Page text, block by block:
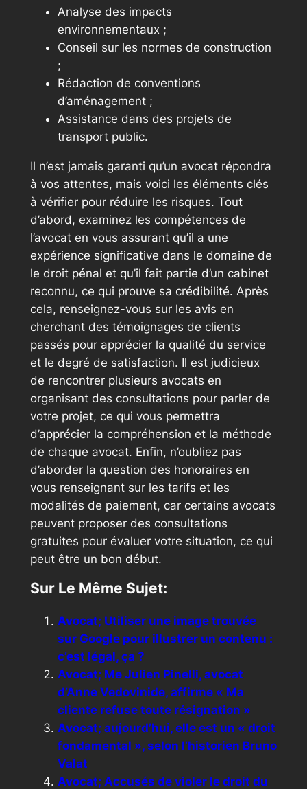
Analyse des impacts
environnementaux ;
Conseil sur les normes de construction
;
Rédaction de conventions
d’aménagement ;
Assistance dans des projets de
transport public.
Il n’est jamais garanti qu’un avocat répondra
à vos attentes, mais voici les éléments clés
à vérifier pour réduire les risques. Tout
d’abord, examinez les compétences de
l’avocat en vous assurant qu’il a une
expérience significative dans le domaine de
le droit pénal et qu’il fait partie d’un cabinet
reconnu, ce qui prouve sa crédibilité. Après
cela, renseignez-vous sur les avis en
cherchant des témoignages de clients
passés pour apprécier la qualité du service
et le degré de satisfaction. Il est judicieux
de rencontrer plusieurs avocats en
organisant des consultations pour parler de
votre projet, ce qui vous permettra
d’apprécier la compréhension et la méthode
de chaque avocat. Enfin, n’oubliez pas
d’aborder la question des honoraires en
vous renseignant sur les tarifs et les
modalités de paiement, car certains avocats
peuvent proposer des consultations
gratuites pour évaluer votre situation, ce qui
peut être un bon début.
Sur Le Même Sujet:
Avocat; Utiliser une image trouvée
sur Google pour illustrer un contenu :
c’est légal, ça ?
Avocat; Me Julien Pinelli, avocat
d’Anne Vedovinide, affirme « Ma
cliente refuse toute résignation »
Avocat; aujourd’hui, elle est un « droit
fondamental », selon l’historien Bruno
Valat
Avocat; Accusés de violer le droit du